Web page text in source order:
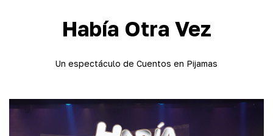
Había Otra Vez
Un espectáculo de Cuentos en Pijamas